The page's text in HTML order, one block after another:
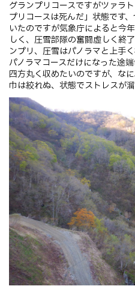
グランプリコースですがツァラ
プリコースは死んだ」状態です
いたのですが気象庁によると今
しく、圧雪部隊の奮闘虚しく終
ンプリ、圧雪はパノラマと上手
パノラマコースだけになった途
四方丸く収めたいのですが、な
巾は絞れぬ、状態でストレスが溜